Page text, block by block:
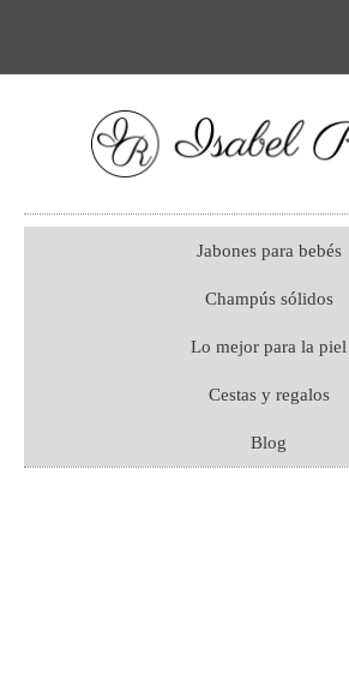
Jabones para bebés
Champús sólidos
Lo mejor para la piel
Cestas y regalos
Blog